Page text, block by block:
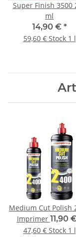
Super Finish 3500
ml
14,90 € *
59,60 € Stock 1 l
Medium Cut Polish
Imprimer 11,90
47,60 € Stock 1 l